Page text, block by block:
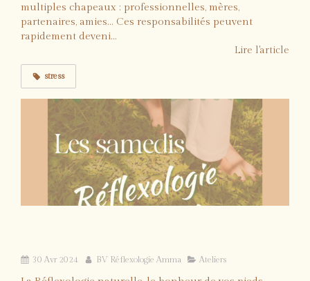
multiples chapeaux : professionnelles, mères,
partenaires, amies... Ces responsabilités peuvent
rapidement deveni...
Lire l'article
stress
30 Avr 2024 BV Réflexologie Amma Ateliers